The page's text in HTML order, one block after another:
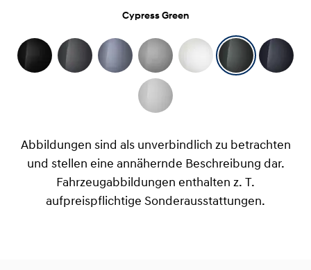
Cypress Green
Abbildungen sind als unverbindlich zu betrachten
und stellen eine annähernde Beschreibung dar.
Fahrzeugabbildungen enthalten z. T.
aufpreispflichtige Sonderausstattungen.